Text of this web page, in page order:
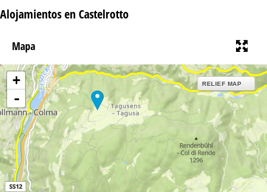
Alojamientos en Castelrotto
Mapa
+
-
RELIEF MAP